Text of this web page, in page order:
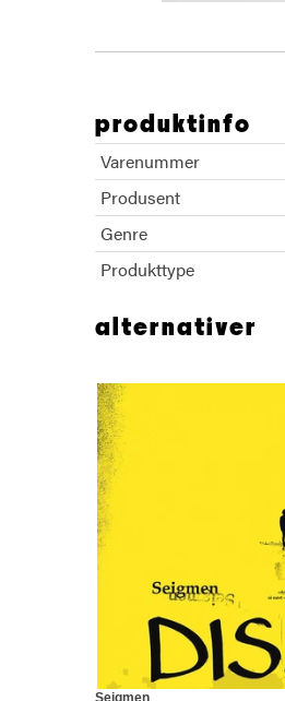
produktinfo
Varenummer
Produsent
Genre
Produkttype
alternativer
Seigmen